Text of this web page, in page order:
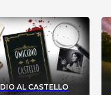
AL CASTELLO